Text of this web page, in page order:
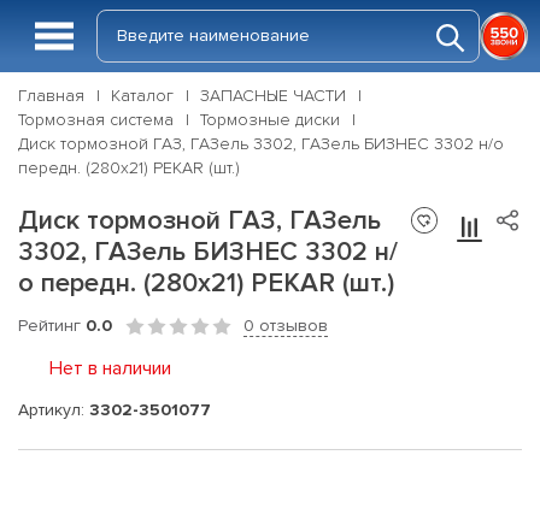
Главная Каталог
ЗАПАСНЫЕ ЧАСТИ
Тормозная система
Тормозные диски
Диск тормозной ГАЗ, ГАЗель 3302, ГАЗель БИЗНЕС 3302 н/о
передн. (280x21) PEKAR (шт.)
Диск тормозной ГАЗ, ГАЗель
3302, ГАЗель БИЗНЕС 3302 н/
о передн. (280x21) PEKAR (шт.)
Рейтинг 0.0 0 отзывов
Нет в наличии
Артикул: 3302-3501077